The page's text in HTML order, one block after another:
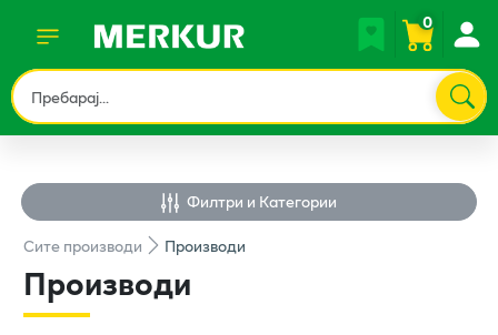
0
Филтри и Категории
Ситепроизводи Производи
Производи